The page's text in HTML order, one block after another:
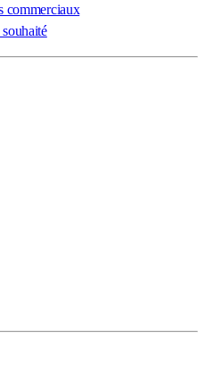
commerciaux